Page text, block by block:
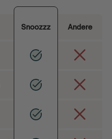
Snoozzz Andere